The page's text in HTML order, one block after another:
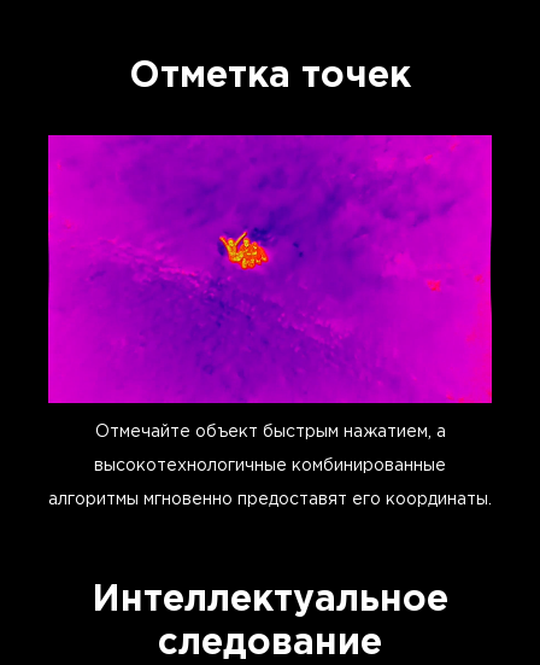
Отметка точек
Отмечайте объект быстрым нажатием, а
высокотехнологичные комбинированные
алгоритмы мгновенно предоставят его координаты.
Интеллектуальное
следование